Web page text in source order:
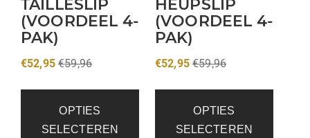
TAILLESLIP
(VOORDEEL 4-
PAK)
€52,95 €59,96
OPTIES
SELECTEREN
HEUPSLIP
(VOORDEEL 4-
PAK)
€52,95 €59,96
OPTIES
SELECTEREN